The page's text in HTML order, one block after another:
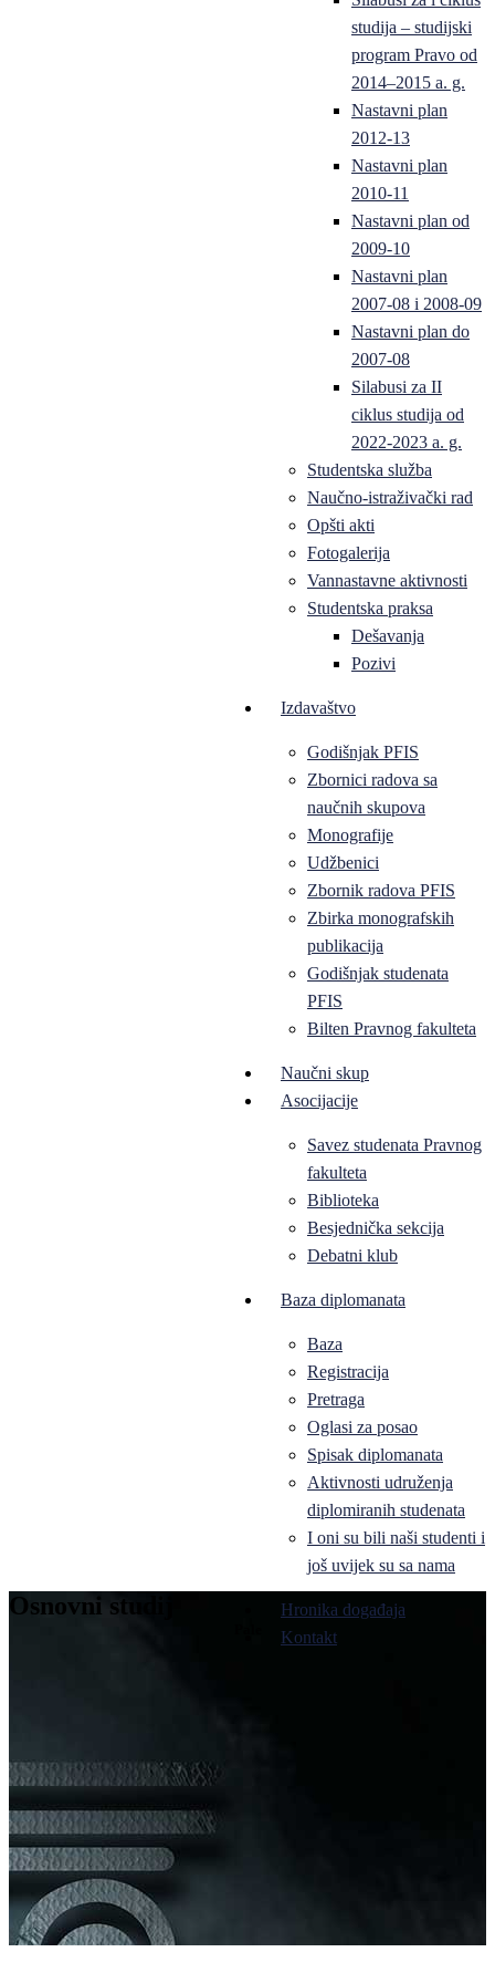
studija – studijski
program Pravo od
2014–2015 a. g.
Nastavni plan
2012-13
Nastavni plan
2010-11
Nastavni plan od
2009-10
Nastavni plan
2007-08 i 2008-09
Nastavni plan do
2007-08
Silabusi za II
ciklus studija od
2022-2023 a. g.
Studentska služba
Naučno-istraživački rad
Opšti akti
Fotogalerija
Vannastavne aktivnosti
Studentska praksa
Dešavanja
Pozivi
Izdavaštvo
Godišnjak PFIS
Zbornici radova sa
naučnih skupova
Monografije
Udžbenici
Zbornik radova PFIS
Zbirka monografskih
publikacija
Godišnjak studenata
PFIS
Bilten Pravnog fakulteta
Naučni skup
Asocijacije
Savez studenata Pravnog
fakulteta
Biblioteka
Besjednička sekcija
Debatni klub
Baza diplomanata
Baza
Registracija
Pretraga
Oglasi za posao
Spisak diplomanata
Aktivnosti udruženja
diplomiranih studenata
I oni su bili naši studenti i
još uvijek su sa nama
Hronika događaja
Kontakt
Osnovni studij